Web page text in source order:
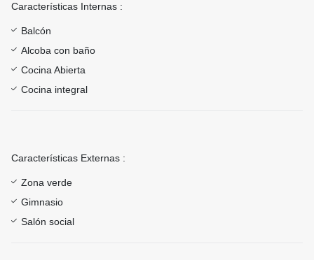
Características Internas :
Balcón
Alcoba con baño
Cocina Abierta
Cocina integral
Características Externas :
Zona verde
Gimnasio
Salón social